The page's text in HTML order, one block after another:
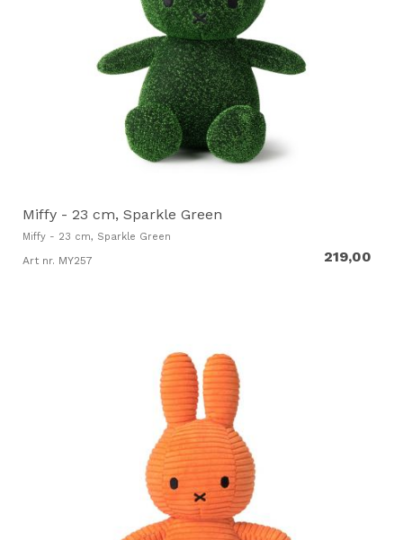
Miffy - 23 cm, Sparkle Green
Miffy - 23 cm, Sparkle Green
Art nr. MY257 219,00